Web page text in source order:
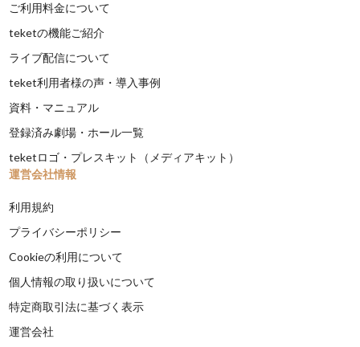
ご利用料金について
teketの機能ご紹介
ライブ配信について
teket利用者様の声・導入事例
資料・マニュアル
登録済み劇場・ホール一覧
teketロゴ・プレスキット（メディアキット）
運営会社情報
利用規約
プライバシーポリシー
Cookieの利用について
個人情報の取り扱いについて
特定商取引法に基づく表示
運営会社